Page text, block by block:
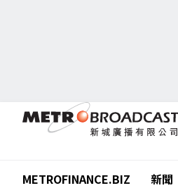
METROFINANCE.BIZ 新聞